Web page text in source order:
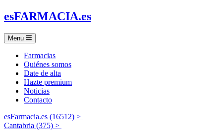
esFARMACIA.es
Menu
Farmacias
Quiénes somos
Date de alta
Hazte premium
Noticias
Contacto
esFarmacia.es (16512) >
Cantabria (375) >